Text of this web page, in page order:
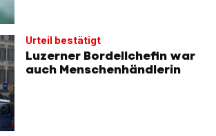
Urteil bestätigt
Luzerner Bordellchefin war
auch Menschenhändlerin